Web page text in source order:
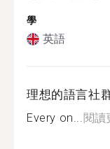
學
英語
理想的語言社
Every on...閱讀